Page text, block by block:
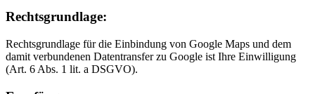
Rechtsgrundlage:
Rechtsgrundlage für die Einbindung von Google Maps und dem
damit verbundenen Datentransfer zu Google ist Ihre Einwilligung
(Art. 6 Abs. 1 lit. a DSGVO).